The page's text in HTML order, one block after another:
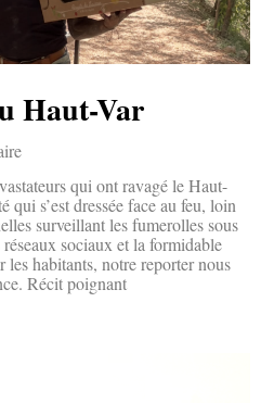
Haut-Var
qui ont ravagé le Haut-
qui s’est dressée face au feu, loin
surveillant les fumerolles sous
sociaux et la formidable
les habitants, notre reporter nous
Récit poignant